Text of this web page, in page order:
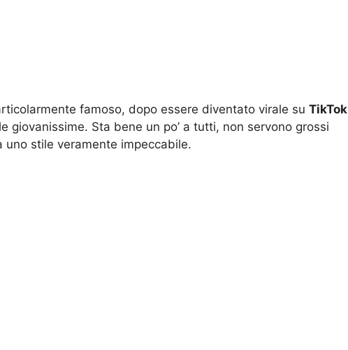
famoso, dopo essere diventato virale su TikTok
giovanissime. Sta bene un po’ a tutti, non servono grossi
stile veramente impeccabile.